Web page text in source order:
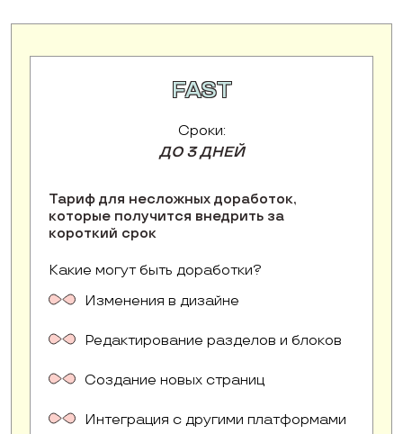
FAST
Сроки:
ДО 3 ДНЕЙ
Тариф для несложных доработок,
которые получится внедрить за
короткий срок
Какие могут быть доработки?
Изменения в дизайне
Редактирование разделов и блоков
Создание новых страниц
Интеграция с другими платформами